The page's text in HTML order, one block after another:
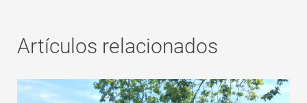
Artículos relacionados